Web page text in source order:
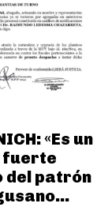
«Es un
fuerte
del patrón